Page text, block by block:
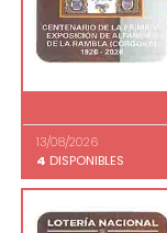
13/08/2026
4 DISPONIBLES